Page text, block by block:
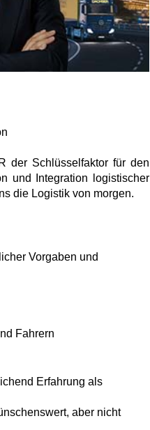
der Schlüsselfaktor für den
und Integration logistischer
die Logistik von morgen.
Vorgaben und
Fahrern
Erfahrung als
aber nicht